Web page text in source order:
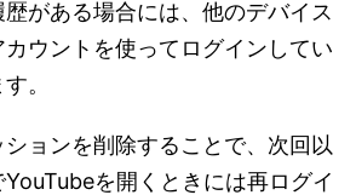
がある場合には、他のデバイス
ウントを使ってログインしてい
。
ョンを削除することで、次回以
を開くときには再ログイ